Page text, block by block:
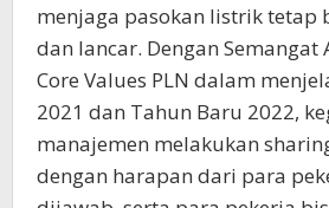
menjaga pasokan listrik tetap
dan lancar. Dengan Semangat
Core Values PLN dalam
2021 dan Tahun Baru 2022,
manajemen melakukan
dengan harapan dari para